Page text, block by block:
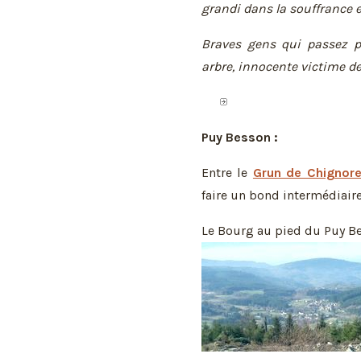
grandi dans la souffrance
Braves gens qui passez
arbre, innocente victime
Puy Besson :
Entre le Grun de Chignore
faire un bond
Le Bourg au pied du Puy